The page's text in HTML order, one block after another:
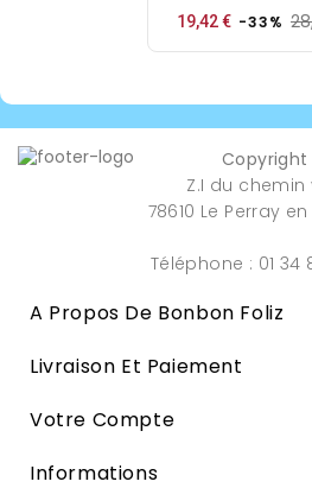
19,42 € Prix
-33%
Copyright
Z.I du chemin
78610 Le Perray
Téléphone : 01 34
A Propos De Bonbon Foliz
Livraison Et Paiement
Votre Compte
Informations